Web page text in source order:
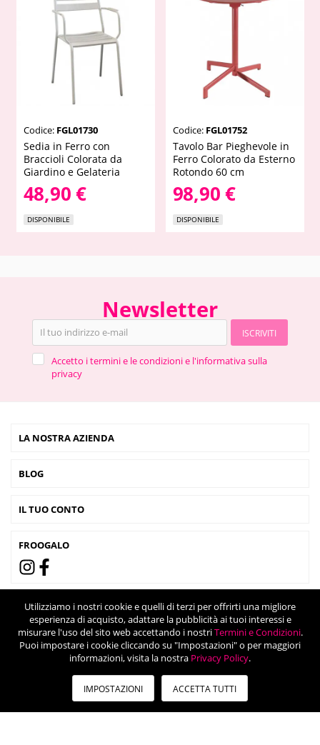
Utilizziamo i nostri cookie e quelli di terzi per offrirti una migliore
esperienza di acquisto, adattare la pubblicità ai tuoi interessi e
misurare l'uso del sito web accettando i nostriTermini e Condizioni.
Puoi impostare i cookie cliccando su "Impostazioni" o per maggiori
informazioni, visita la nostra Privacy Policy.
IMPOSTAZIONI ACCETTA TUTTI
Codice: FGL01730
Sedia in Ferro con
Braccioli Colorata da
Giardino e Gelateria
48,90 €
DISPONIBILE
Codice: FGL01752
Tavolo Bar Pieghevole in
Ferro Colorato da Esterno
Rotondo 60 cm
98,90 €
DISPONIBILE
Newsletter
ISCRIVITI
Accetto i termini e le condizioni e l'informativa sulla
privacy
LA NOSTRA AZIENDA
BLOG
IL TUO CONTO
FROOGALO